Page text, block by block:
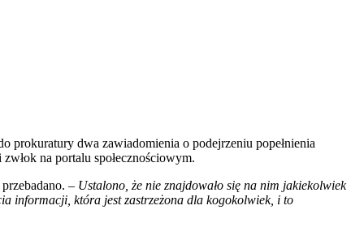
prokuratury dwa zawiadomienia o podejrzeniu popełnienia
na portalu społecznościowym.
– Ustalono, że nie znajdowało się na nim jakiekolwiek
informacji, która jest zastrzeżona dla kogokolwiek, i to